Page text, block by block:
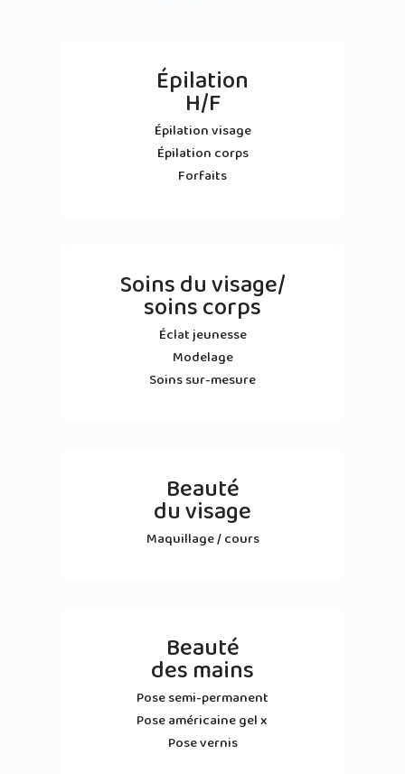
Épilation
H/F
Épilation visage
Épilation corps
Forfaits
Soins du visage/
soins corps
Éclat jeunesse
Modelage
Soins sur-mesure
Beauté
du visage
Maquillage / cours
Beauté
des mains
Pose semi-permanent
Pose américaine gel x
Pose vernis